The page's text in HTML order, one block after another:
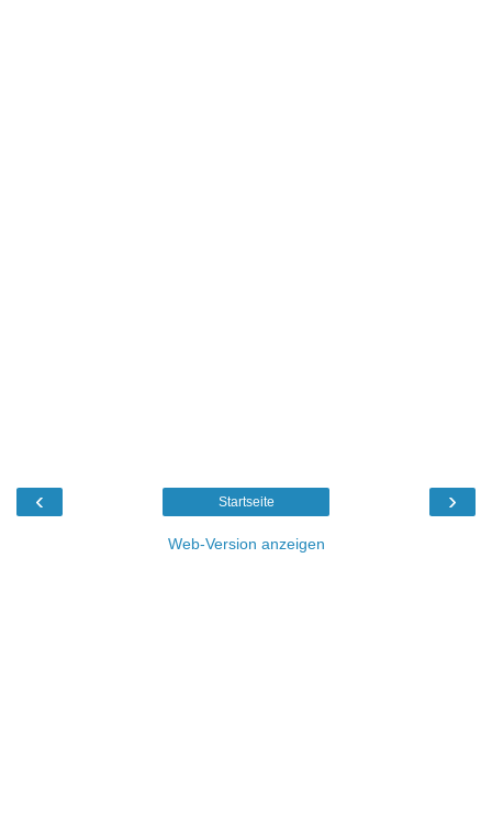
‹ ›
Startseite
Web-Version anzeigen